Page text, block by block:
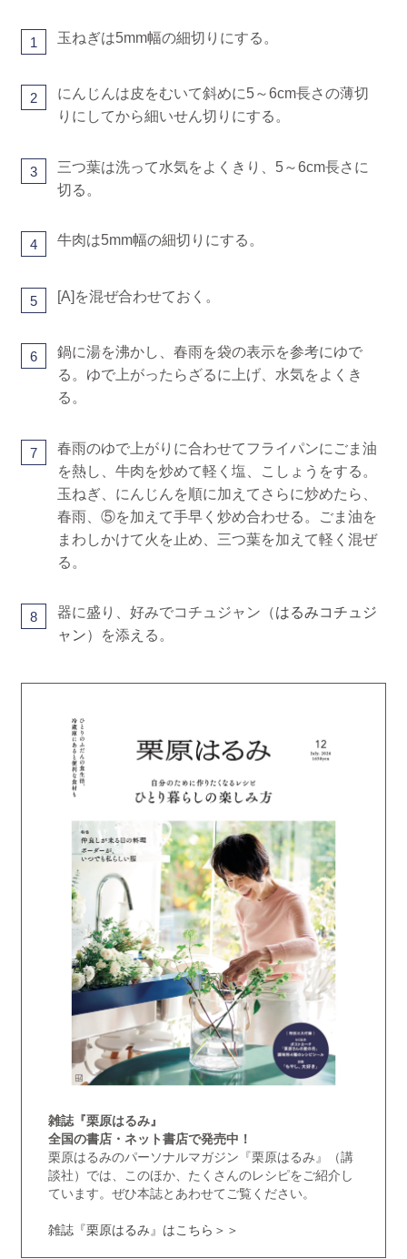
1 玉ねぎは5mm幅の細切りにする。
2
にんじんは皮をむいて斜めに5～6cm長さの薄切
りにしてから細いせん切りにする。
3
三つ葉は洗って水気をよくきり、5～6cm長さに
切る。
4 牛肉は5mm幅の細切りにする。
5 [A]を混ぜ合わせておく。
6
鍋に湯を沸かし、春雨を袋の表示を参考にゆで
る。ゆで上がったらざるに上げ、水気をよくき
る。
7
春雨のゆで上がりに合わせてフライパンにごま油
を熱し、牛肉を炒めて軽く塩、こしょうをする。
玉ねぎ、にんじんを順に加えてさらに炒めたら、
春雨、⑤を加えて手早く炒め合わせる。ごま油を
まわしかけて火を止め、三つ葉を加えて軽く混ぜ
る。
8 器に盛り、好みでコチュジャン（はるみコチュジ
ャン）を添える。
雑誌『栗原はるみ』
全国の書店・ネット書店で発売中！
栗原はるみのパーソナルマガジン『栗原はるみ』（講
談社）では、このほか、たくさんのレシピをご紹介し
ています。ぜひ本誌とあわせてご覧ください。
雑誌『栗原はるみ』はこちら＞＞